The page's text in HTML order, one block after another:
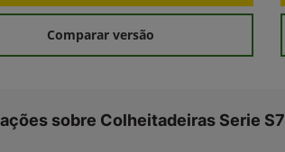
Comparar versão
sobre Colheitadeiras Serie S7